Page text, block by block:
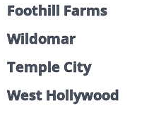
Foothill Farms
Wildomar
Temple City
West Hollywood